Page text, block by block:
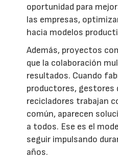
oportunidad para
las empresas,
hacia modelos
Además, proyectos
que la colaboración
resultados. Cuando
productores, gestores
recicladores trabajan
común, aparecen
a todos. Ese es el
seguir impulsando
años.